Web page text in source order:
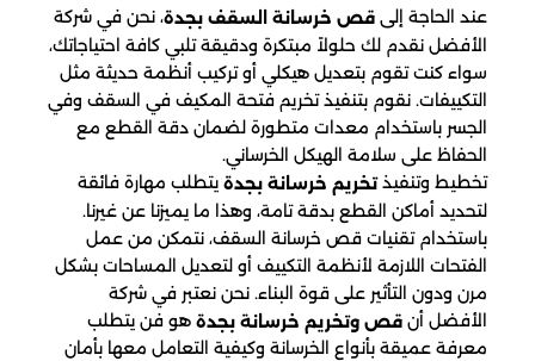
عند الحاجة إلى قص خرسانة السقف بجدة، نحن في شركة
الأفضل نقدم لك حلولاً مبتكرة ودقيقة تلبي كافة احتياجاتك،
سواء كنت تقوم بتعديل هيكلي أو تركيب أنظمة حديثة مثل
التكييفات. نقوم بتنفيذ تخريم فتحة المكيف في السقف وفي
الجسر باستخدام معدات متطورة لضمان دقة القطع مع
الحفاظ على سلامة الهيكل الخرساني.
تخطيط وتنفيذتخريم خرسانة بجدة يتطلب مهارة فائقة
لتحديد أماكن القطع بدقة تامة، وهذا ما يميزنا عن غيرنا.
باستخدام تقنيات قص خرسانة السقف، نتمكن من عمل
الفتحات اللازمة لأنظمة التكييف أو لتعديل المساحات بشكل
مرن ودون التأثير على قوة البناء. نحن نعتبر في شركة
الأفضل أن قص وتخريم خرسانة بجدة هو فن يتطلب
معرفة عميقة بأنواع الخرسانة وكيفية التعامل معها بأمان